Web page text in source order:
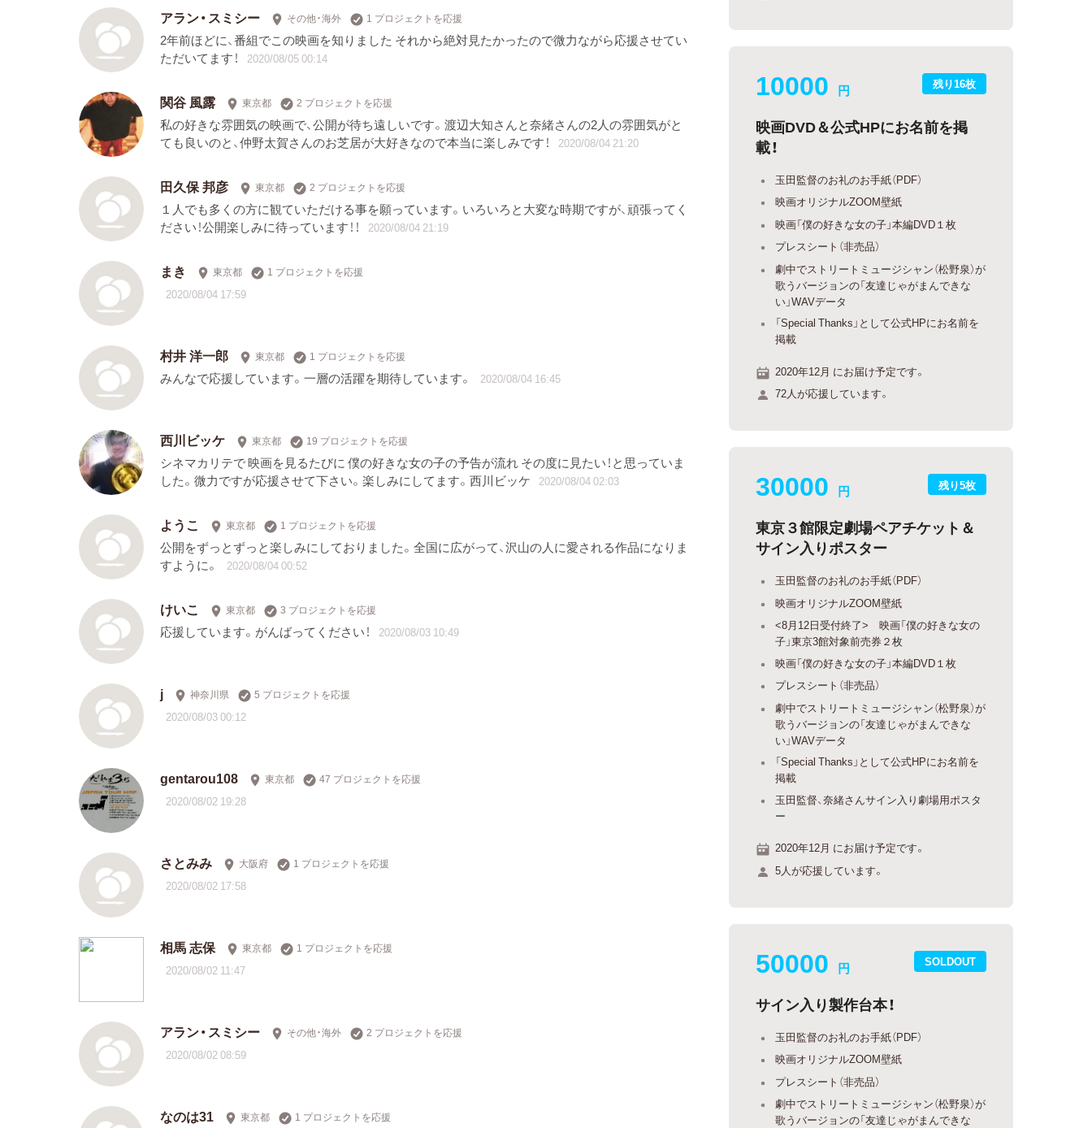
アラン・スミシー その他・海外 1 プロジェクトを応援
2年前ほどに、番組でこの映画を知りました それから絶対見たかったので微力ながら応援させてい
ただいてます！
2020/08/05 00:14
関谷 風露 東京都 2 プロジェクトを応援
私の好きな雰囲気の映画で、公開が待ち遠しいです。渡辺大知さんと奈緒さんの2人の雰囲気がと
ても良いのと、仲野太賀さんのお芝居が大好きなので本当に楽しみです！
2020/08/04 21:20
田久保 邦彦 東京都 2 プロジェクトを応援
１人でも多くの方に観ていただける事を願っています。いろいろと大変な時期ですが、頑張ってく
ださい！公開楽しみに待っています！！
2020/08/04 21:19
まき 東京都 1 プロジェクトを応援
2020/08/04 17:59
村井 洋一郎 東京都 1 プロジェクトを応援
みんなで応援しています。一層の活躍を期待しています。 2020/08/04 16:45
西川ビッケ 東京都 19 プロジェクトを応援
シネマカリテで 映画を見るたびに 僕の好きな女の子の予告が流れ その度に見たい！と思っていま
した。微力ですが応援させて下さい。楽しみにしてます。西川ビッケ
2020/08/04 02:03
ようこ 東京都 1 プロジェクトを応援
公開をずっとずっと楽しみにしておりました。全国に広がって、沢山の人に愛される作品になりま
すように。
2020/08/04 00:52
けいこ 東京都 3 プロジェクトを応援
応援しています。がんばってください！ 2020/08/03 10:49
j 神奈川県 5 プロジェクトを応援
2020/08/03 00:12
gentarou108 東京都 47 プロジェクトを応援
2020/08/02 19:28
さとみみ 大阪府 1 プロジェクトを応援
2020/08/02 17:58
相馬 志保 東京都 1 プロジェクトを応援
2020/08/02 11:47
アラン・スミシー その他・海外 2 プロジェクトを応援
2020/08/02 08:59
なのは31 東京都 1 プロジェクトを応援
残り16枚
10000 円
映画DVD＆公式HPにお名前を掲
載！
玉田監督のお礼のお手紙（PDF）
映画オリジナルZOOM壁紙
映画「僕の好きな女の子」本編DVD１枚
プレスシート（非売品）
劇中でストリートミュージシャン（松野泉）が
歌うバージョンの「友達じゃがまんできな
い」WAVデータ
「Special Thanks」として公式HPにお名前を
掲載
2020年12月 にお届け予定です。
72人が応援しています。
残り5枚
30000 円
東京３館限定劇場ペアチケット＆
サイン入りポスター
玉田監督のお礼のお手紙（PDF）
映画オリジナルZOOM壁紙
<8月12日受付終了> 映画「僕の好きな女の
子」東京3館対象前売券２枚
映画「僕の好きな女の子」本編DVD１枚
プレスシート（非売品）
劇中でストリートミュージシャン（松野泉）が
歌うバージョンの「友達じゃがまんできな
い」WAVデータ
「Special Thanks」として公式HPにお名前を
掲載
玉田監督、奈緒さんサイン入り劇場用ポスタ
ー
2020年12月 にお届け予定です。
5人が応援しています。
SOLDOUT
50000 円
サイン入り製作台本！
玉田監督のお礼のお手紙（PDF）
映画オリジナルZOOM壁紙
プレスシート（非売品）
劇中でストリートミュージシャン（松野泉）が
歌うバージョンの「友達じゃがまんできな